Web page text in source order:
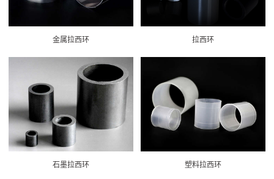
金属拉西环 拉西环
石墨拉西环 塑料拉西环